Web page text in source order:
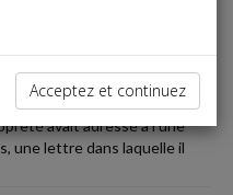
avait adressé à l'une
une lettre dans laquelle il
Acceptez et continuez